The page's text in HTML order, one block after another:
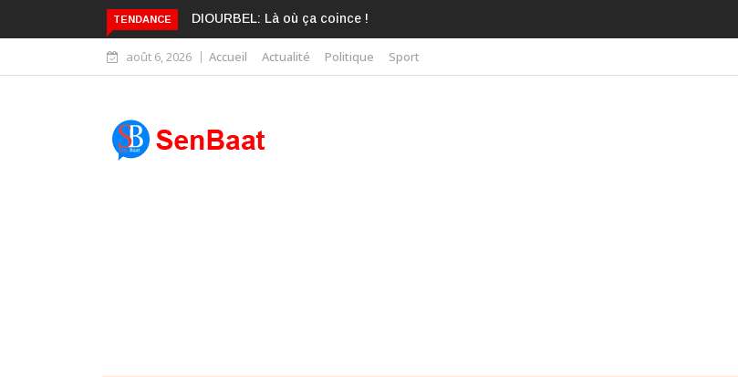
TENDANCE KARIME WADE EST DÉJÀ BLANCHI PAR LA CONSCIENCE COLLECTIVE DES SÉNÉGALAIS
août 6, 2026 Accueil Actualité Politique Sport